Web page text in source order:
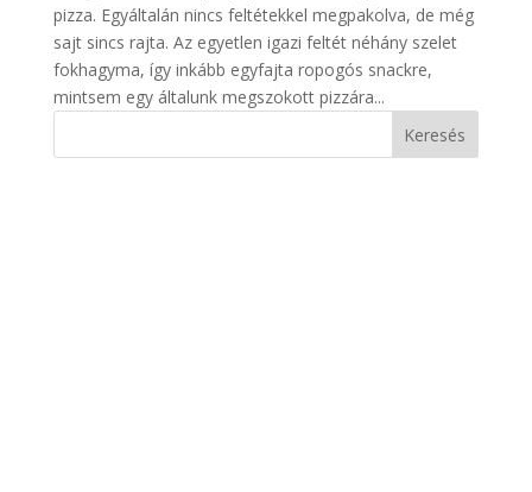
pizza. Egyáltalán nincs feltétekkel megpakolva, de még
sajt sincs rajta. Az egyetlen igazi feltét néhány szelet
fokhagyma, így inkább egyfajta ropogós snackre,
mintsem egy általunk megszokott pizzára...